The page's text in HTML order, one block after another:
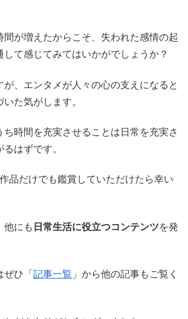
間が増えたからこそ、失われた感情の起
して感じてみてはいかがでしょうか？
が、エンタメが人々の心の支えになると
た気がします。
ち時間を充実させることは日常を充実さ
はずです。
品だけでも鑑賞していただけたら幸い
他にも 日常生活に役立つコンテンツを発
ひ「 記事一覧 」から他の記事もご覧く